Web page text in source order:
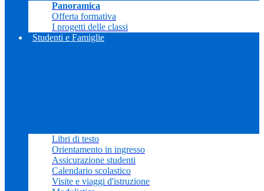
Panoramica
Offerta formativa
I progetti delle classi
Studenti e Famiglie
Libri di testo
Orientamento in ingresso
Assicurazione studenti
Calendario scolastico
Visite e viaggi d'istruzione